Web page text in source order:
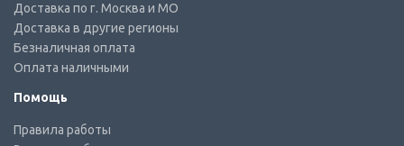
Доставка по г. Москва и МО
Доставка в другие регионы
Безналичная оплата
Оплата наличными
Помощь
Правила работы